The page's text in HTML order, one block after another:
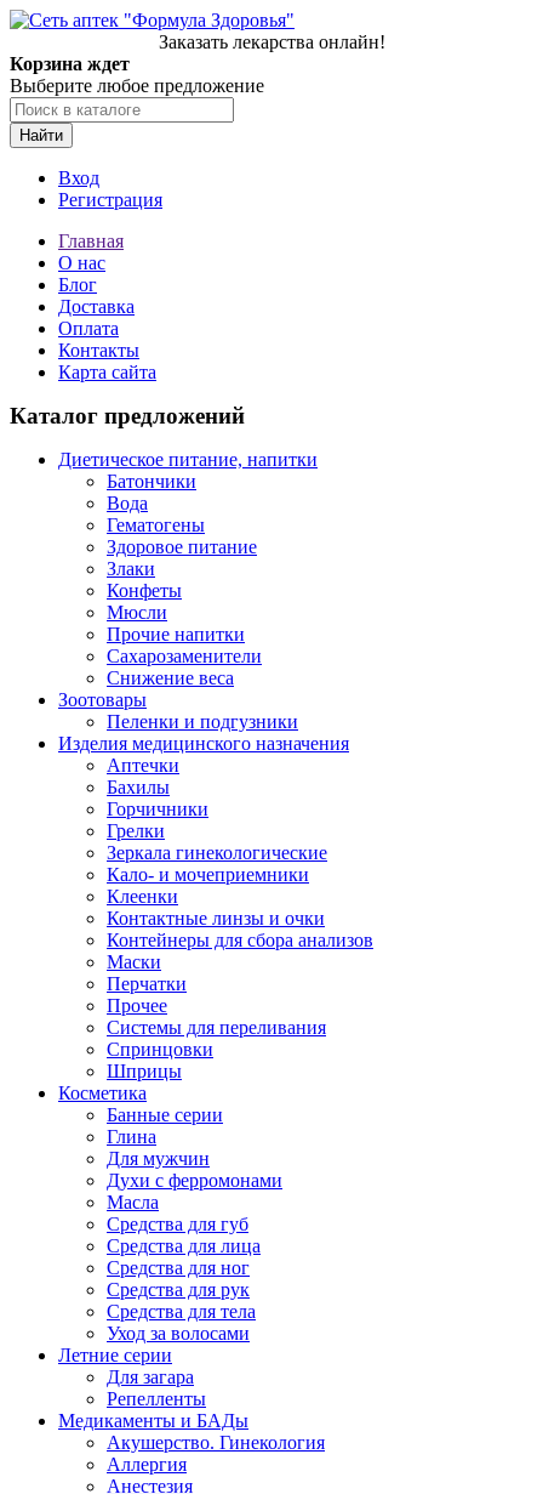
Заказать лекарства онлайн!
Корзина ждет
Выберите любое предложение
Найти
Вход
Регистрация
Главная
О нас
Блог
Доставка
Оплата
Контакты
Карта сайта
Каталог предложений
Диетическое питание, напитки
Батончики
Вода
Гематогены
Здоровое питание
Злаки
Конфеты
Мюсли
Прочие напитки
Сахарозаменители
Снижение веса
Зоотовары
Пеленки и подгузники
Изделия медицинского назначения
Аптечки
Бахилы
Горчичники
Грелки
Зеркала гинекологические
Кало- и мочеприемники
Клеенки
Контактные линзы и очки
Контейнеры для сбора анализов
Маски
Перчатки
Прочее
Системы для переливания
Спринцовки
Шприцы
Косметика
Банные серии
Глина
Для мужчин
Духи с ферромонами
Масла
Средства для губ
Средства для лица
Средства для ног
Средства для рук
Средства для тела
Уход за волосами
Летние серии
Для загара
Репелленты
Медикаменты и БАДы
Акушерство. Гинекология
Аллергия
Анестезия